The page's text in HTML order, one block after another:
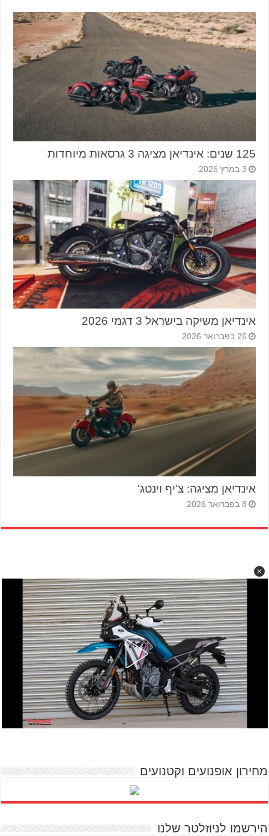
125 שנים: אינדיאן מציגה 3 גרסאות מיוחדות
3 במרץ 2026
אינדיאן משיקה בישראל 3 דגמי 2026
26 בפברואר 2026
אינדיאן מציגה: צ'יף וינטג'
8 בפברואר 2026
מחירון אופנועים וקטנועים
הירשמו לניוזלטר שלנו